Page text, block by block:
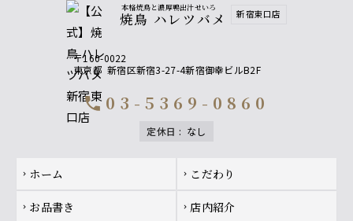
本格焼鳥と濃厚鴨出汁せいろ
焼鳥 ハレツバメ 新宿東口店
〒160-0022
東京都 新宿区新宿3-27-4新宿御幸ビルB2F
call 03-5369-0860
定休日 : なし
Footer navigation
chevron_right ホーム chevron_right こだわり
chevron_right お品書き chevron_right 店内紹介